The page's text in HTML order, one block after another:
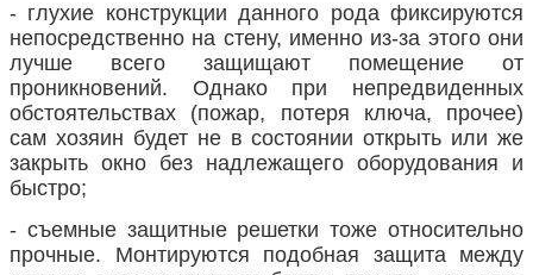
- глухие конструкции данного рода фиксируются
непосредственно на стену, именно из-за этого они
лучше всего защищают помещение от
проникновений. Однако при непредвиденных
обстоятельствах (пожар, потеря ключа, прочее)
сам хозяин будет не в состоянии открыть или же
закрыть окно без надлежащего оборудования и
быстро;
- съемные защитные решетки тоже относительно
прочные. Монтируются подобная защита между